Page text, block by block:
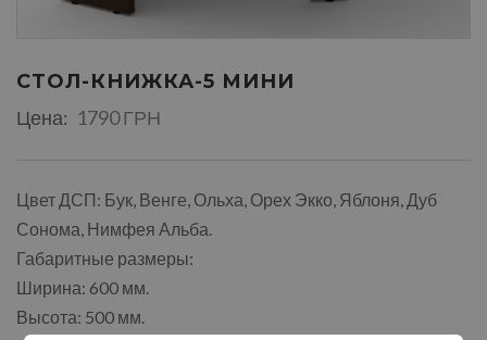
СТОЛ-КНИЖКА-5 МИНИ
Цена: 1790 ГРН
Цвет ДСП: Бук, Венге, Ольха, Орех Экко, Яблоня, Дуб
Сонома, Нимфея Альба.
Габаритные размеры:
Ширина: 600 мм.
Высота: 500 мм.